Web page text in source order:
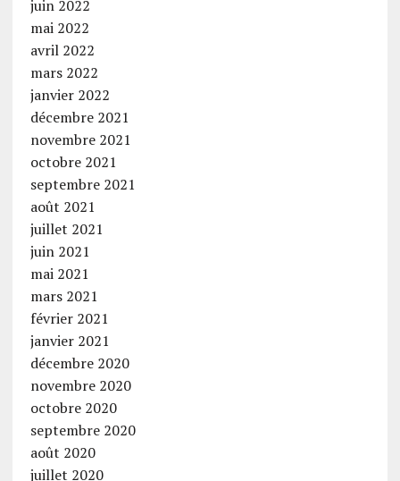
juin 2022
mai 2022
avril 2022
mars 2022
janvier 2022
décembre 2021
novembre 2021
octobre 2021
septembre 2021
août 2021
juillet 2021
juin 2021
mai 2021
mars 2021
février 2021
janvier 2021
décembre 2020
novembre 2020
octobre 2020
septembre 2020
août 2020
juillet 2020